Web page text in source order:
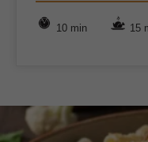
10 min 15